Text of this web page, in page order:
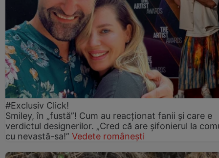
#Exclusiv Click!
Smiley, în „fustă”! Cum au reacționat fanii și care e
verdictul designerilor. „Cred că are șifonierul la
cu nevastă-sa!” Vedete românești